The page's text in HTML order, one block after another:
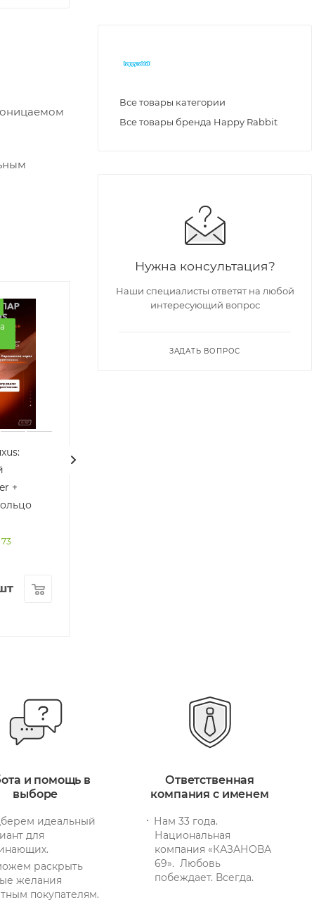
+
| Хит 2026 |
Все товары категории
Все товары бренда Happy Rabbit
Нужна консультация?
Наши специалисты ответят на любой
интересующий вопрос
ЗАДАТЬ ВОПРОС
и помощь в
выборе
идеальный
для
раскрыть
желания
покупателям.
Ответственная
компания с именем
Нам 33 года.
Национальная
компания «КАЗАНОВА
69». Любовь
побеждает. Всегда.